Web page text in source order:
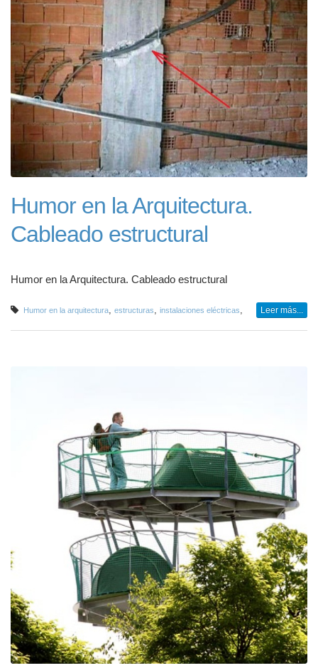
Humor en la Arquitectura.
Cableado estructural
Humor en la Arquitectura. Cableado estructural
Humor en la arquitectura estructuras instalaciones eléctricas Leer más...